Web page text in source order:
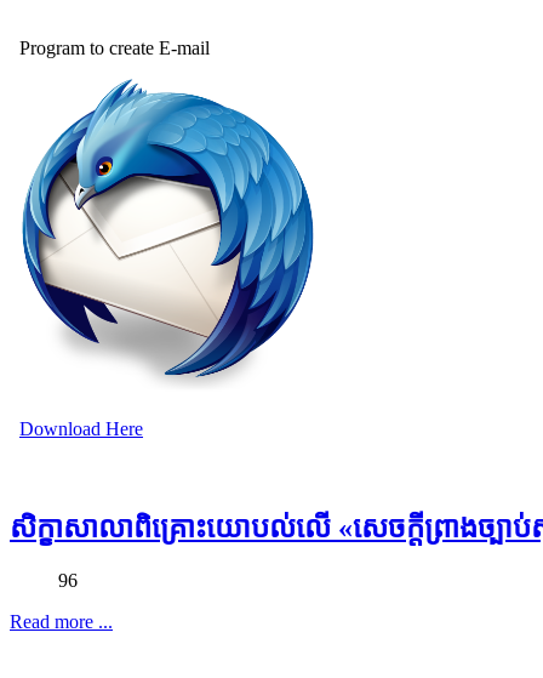
Program to create E-mail
Download Here
សិក្ខាសាលាពិគ្រោះយោបល់លើ «សេចក្តីព្រាងច្បាប់ស្
96
Read more ...